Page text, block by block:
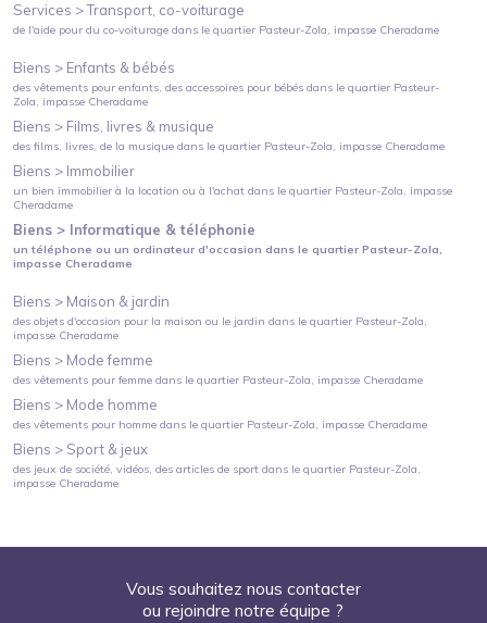
Services >Transport, co-voiturage
de l'aide pour du co-voiturage dans le quartier Pasteur-Zola, impasse Cheradame
Biens > Enfants & bébés
des vêtements pour enfants, des accessoires pour bébés dans le quartier Pasteur-
Zola, impasse Cheradame
Biens > Films, livres & musique
des films, livres, de la musique dans le quartier Pasteur-Zola, impasse Cheradame
Biens > Immobilier
un bien immobilier à la location ou à l'achat dans le quartier Pasteur-Zola, impasse
Cheradame
Biens > Informatique & téléphonie
un téléphone ou un ordinateur d'occasion dans le quartierPasteur-Zola,
impasse Cheradame
Biens > Maison & jardin
des objets d'occasion pour la maison ou le jardin dans le quartier Pasteur-Zola,
impasse Cheradame
Biens > Mode femme
des vêtements pour femme dans le quartier Pasteur-Zola, impasse Cheradame
Biens > Mode homme
des vêtements pour homme dans le quartier Pasteur-Zola, impasse Cheradame
Biens > Sport & jeux
des jeux de société, vidéos, des articles de sport dans le quartier Pasteur-Zola,
impasse Cheradame
Vous souhaitez nous contacter
ou rejoindre notre équipe ?